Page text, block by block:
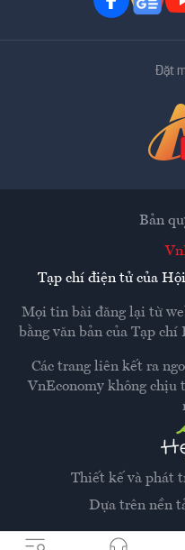
Đặt
Thiết kế và phát
Dựa trên nền
Bản
Tạp chí điện tử của
Mọi tin bài đăng lại từ
bằng văn bản của Tạp chí
Các trang liên kết ra
VnEconomy không chịu